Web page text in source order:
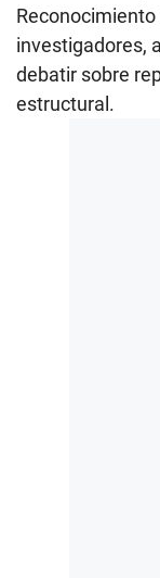
Reconocimiento
investigadores,
debatir sobre
estructural.